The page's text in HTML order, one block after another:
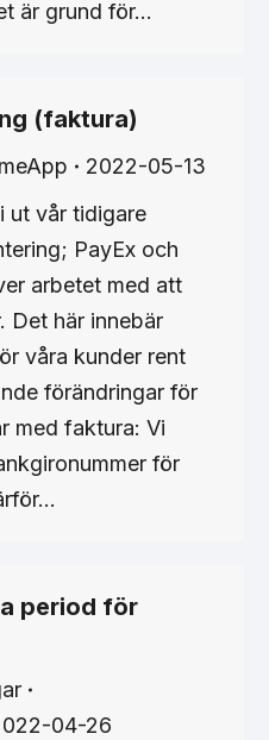
är grund för…
(faktura)
2022-05-13
ut vår tidigare
PayEx och
arbetet med att
Det här innebär
våra kunder rent
förändringar för
med faktura: Vi
för
period för
04-26